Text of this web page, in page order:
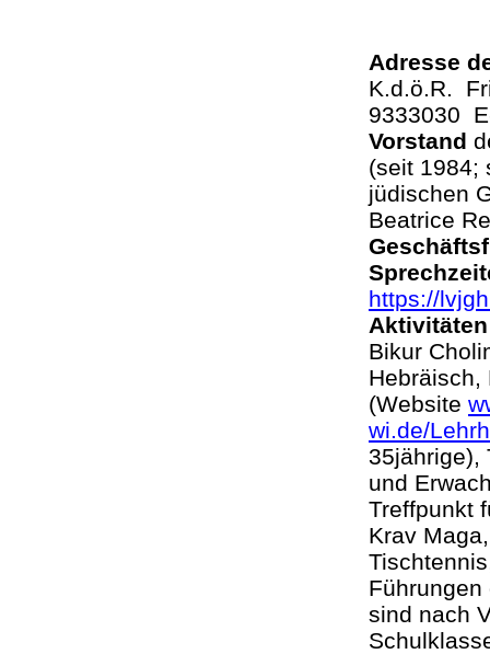
Adresse
K.d.ö.R.
9333030
Vorstand
(seit 1984;
jüdischen
Beatrice
https://
Bikur
Hebräisch,
(Website
wi.de/
35jährige),
und
Treffpunkt
Krav
Führungen
sind nach